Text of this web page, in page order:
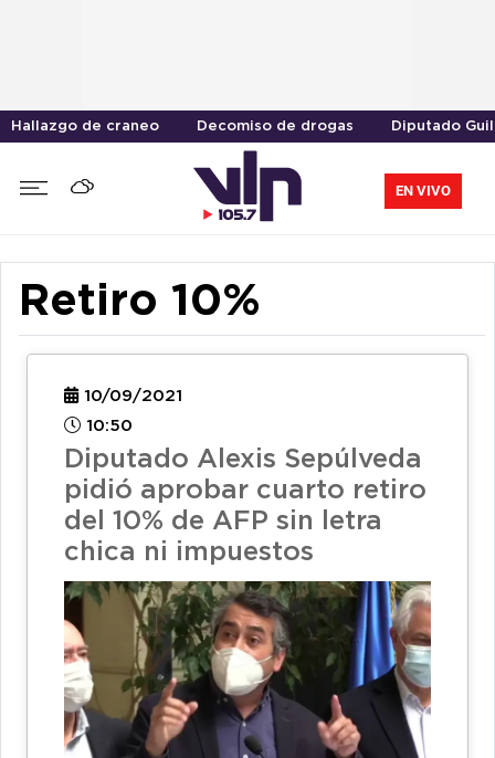
Hallazgo de craneo Decomiso de drogas Diputado
EN VIVO
Retiro 10%
10/09/2021
10:50
Diputado Alexis Sepúlveda
pidió aprobar cuarto retiro
del 10% de AFP sin letra
chica ni impuestos